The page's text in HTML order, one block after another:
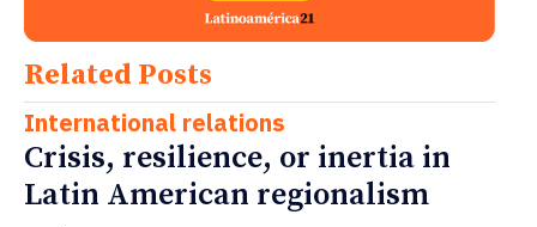
Related Posts
International relations
Crisis, resilience, or inertia in
Latin American regionalism